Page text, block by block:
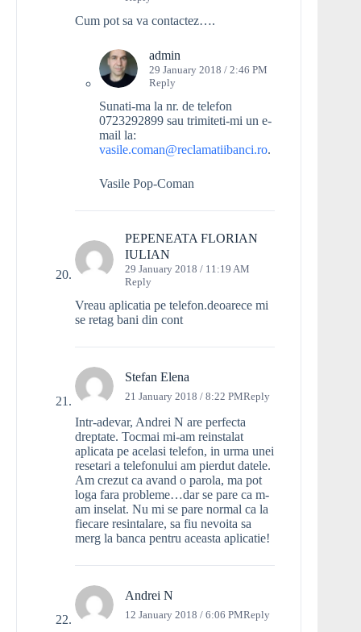
Cum pot sa va contactez….
admin
29 January 2018 / 2:46 PM
Reply
Sunati-ma la nr. de telefon
0723292899 sau trimiteti-mi un e-
mail la:
vasile.coman@reclamatiibanci.ro.
Vasile Pop-Coman
PEPENEATA FLORIAN
IULIAN
29 January 2018 / 11:19 AM
Reply
Vreau aplicatia pe telefon.deoarece mi
se retag bani din cont
Stefan Elena
21 January 2018 / 8:22 PMReply
Intr-adevar, Andrei N are perfecta
dreptate. Tocmai mi-am reinstalat
aplicata pe acelasi telefon, in urma unei
resetari a telefonului am pierdut datele.
Am crezut ca avand o parola, ma pot
loga fara probleme…dar se pare ca m-
am inselat. Nu mi se pare normal ca la
fiecare resintalare, sa fiu nevoita sa
merg la banca pentru aceasta aplicatie!
Andrei N
12 January 2018 / 6:06 PMReply